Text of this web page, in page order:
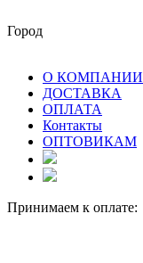
Город
О КОМПАНИИ
ДОСТАВКА
ОПЛАТА
Контакты
ОПТОВИКАМ
Принимаем к оплате: